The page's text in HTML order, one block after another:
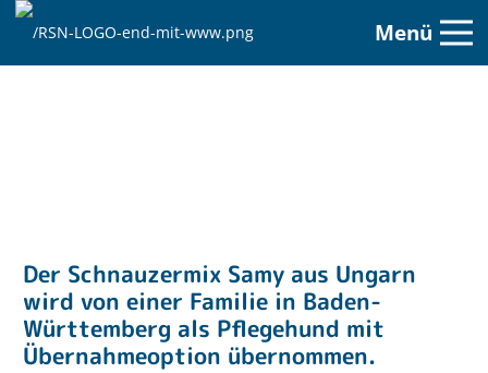
Menü
Der Schnauzermix Samy aus Ungarn
wird von einer Familie in Baden-
Württemberg als Pflegehund mit
Übernahmeoption übernommen.